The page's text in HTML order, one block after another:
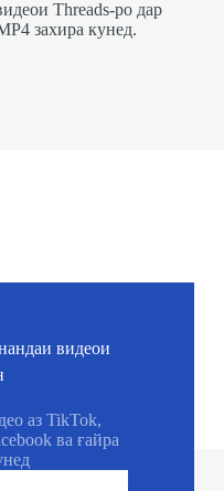
Threads-ро дар
захира кунед.
видеои
аз TikTok,
ва ғайра